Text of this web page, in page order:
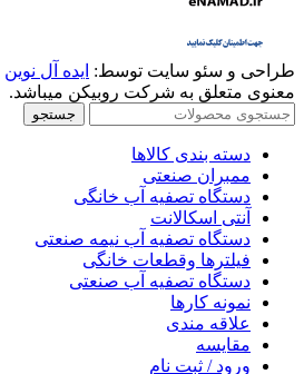
طراحی و سئو سایت توسط: ایده آل نوین
معنوی متعلق به شرکت روبیکن میباشد.
جستجو
دسته بندی کالاها
ممبران صنعتی
دستگاه تصفیه آب خانگی
آنتی اسکالانت
دستگاه تصفیه آب نیمه صنعتی
فیلترها وقطعات خانگی
دستگاه تصفیه آب صنعتی
نمونه کارها
علاقه مندی
مقایسه
ورود / ثبت نام